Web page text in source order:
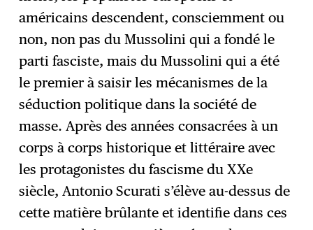
américains descendent, consciemment ou
non, non pas du Mussolini qui a fondé le
parti fasciste, mais du Mussolini qui a été
le premier à saisir les mécanismes de la
séduction politique dans la société de
masse. Après des années consacrées à un
corps à corps historique et littéraire avec
les protagonistes du fascisme du XXe
siècle, Antonio Scurati s’élève au-dessus de
cette matière brûlante et identifie dans ces